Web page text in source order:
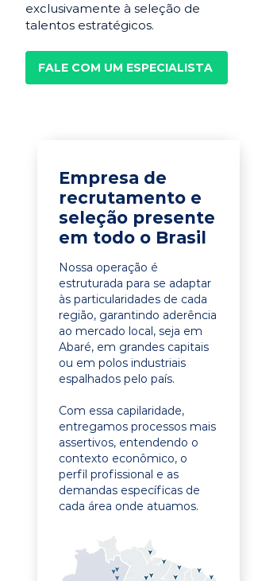
exclusivamente à seleção de
talentos estratégicos.
FALE COM UM ESPECIALISTA
Empresa de
recrutamento e
seleção presente
em todo o Brasil
Nossa operação é
estruturada para se adaptar
às particularidades de cada
região, garantindo aderência
ao mercado local, seja em
Abaré, em grandes capitais
ou em polos industriais
espalhados pelo país.
Com essa capilaridade,
entregamos processos mais
assertivos, entendendo o
contexto econômico, o
perfil profissional e as
demandas específicas de
cada área onde atuamos.